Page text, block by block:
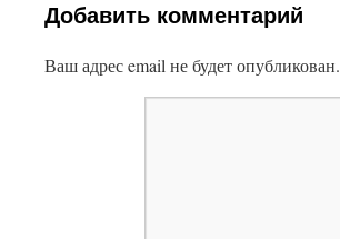
Добавить комментарий
Ваш адрес email не будет опубликован.